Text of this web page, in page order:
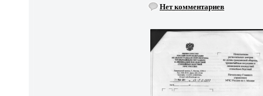
Нет комментариев